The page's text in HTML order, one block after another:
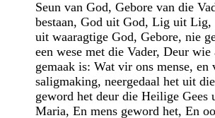
Seun van God, Gebore van die
bestaan, God uit God, Lig uit Lig,
uit waaragtige God, Gebore, nie
een wese met die Vader, Deur
gemaak is: Wat vir ons mense, en
saligmaking, neergedaal het uit
geword het deur die Heilige Gees
Maria, En mens geword het, En